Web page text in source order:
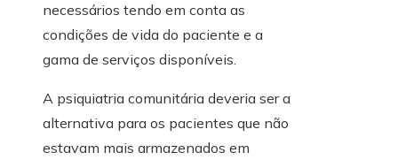
necessários tendo em conta as
condições de vida do paciente e a
gama de serviços disponíveis.
A psiquiatria comunitária deveria ser a
alternativa para os pacientes que não
estavam mais armazenados em